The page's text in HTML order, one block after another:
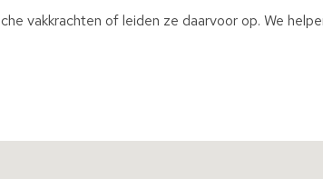
vakkrachten of leiden ze daarvoor op. We